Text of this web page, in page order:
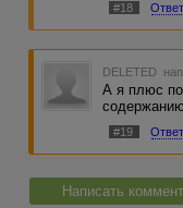
#18
DELETED
А я плюс
#19
Написать